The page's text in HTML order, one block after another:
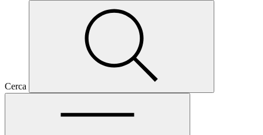
Cerca